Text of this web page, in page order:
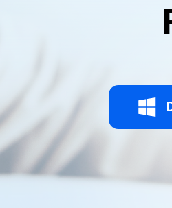
iPhone Data Recovery
Recuperar Dados Perdidos de iPhone/
Android Recovery
Recuperar Arquivos no Android Sem
DLL
Corrigir
Online